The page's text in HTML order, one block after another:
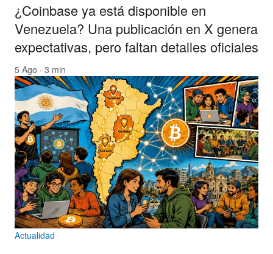
¿Coinbase ya está disponible en
Venezuela? Una publicación en X genera
expectativas, pero faltan detalles oficiales
5 Ago · 3 min
Actualidad